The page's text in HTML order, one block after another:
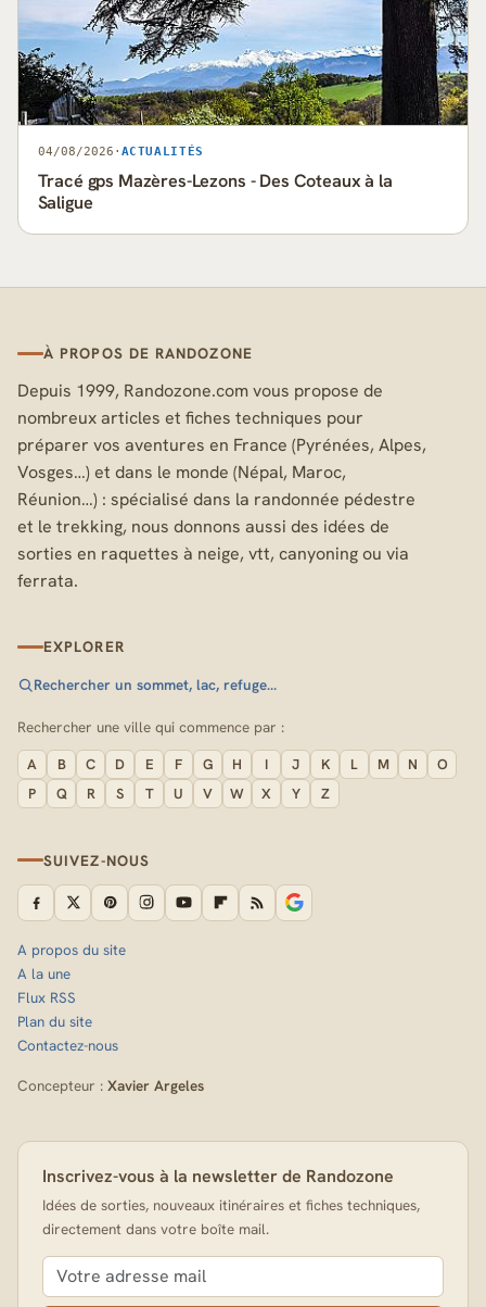
04/08/2026 · ACTUALITÉS
Tracé gps Mazères-Lezons - Des Coteaux à la
Saligue
À PROPOS DE RANDOZONE
Depuis 1999, Randozone.com vous propose de
nombreux articles et fiches techniques pour
préparer vos aventures en France (Pyrénées, Alpes,
Vosges…) et dans le monde (Népal, Maroc,
Réunion…) : spécialisé dans la randonnée pédestre
et le trekking, nous donnons aussi des idées de
sorties en raquettes à neige, vtt, canyoning ou via
ferrata.
EXPLORER
Rechercher un sommet, lac, refuge…
Rechercher une ville qui commence par :
A B C D E F G H I J K L M N
O
P
Q R S T U V W X Y Z
SUIVEZ-NOUS
A propos du site
A la une
Flux RSS
Plan du site
Contactez-nous
Concepteur : Xavier Argeles
Inscrivez-vous à la newsletter de Randozone
Idées de sorties, nouveaux itinéraires et fiches techniques,
directement dans votre boîte mail.